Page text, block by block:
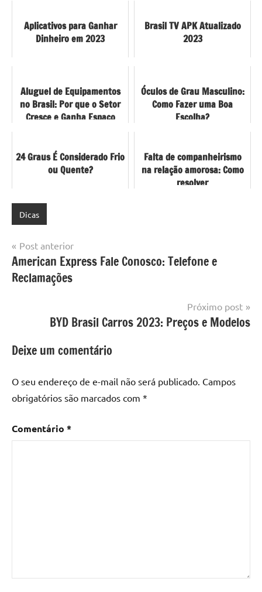
Aplicativos para Ganhar
Dinheiro em 2023
Brasil TV APK Atualizado
2023
Aluguel de Equipamentos
no Brasil: Por que o Setor
Cresce e Ganha Espaço
Óculos de Grau Masculino:
Como Fazer uma Boa
Escolha?
24 Graus É Considerado Frio
ou Quente?
Falta de companheirismo
na relação amorosa: Como
resolver
Dicas
Navegação
de
Post
Post anterior
American Express Fale Conosco: Telefone e
Reclamações
Próximo post
BYD Brasil Carros 2023: Preços e Modelos
Deixe um comentário
O seu endereço de e-mail não será publicado. Campos
obrigatórios são marcados com *
Comentário *